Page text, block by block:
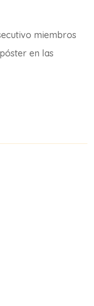
miembros
en las